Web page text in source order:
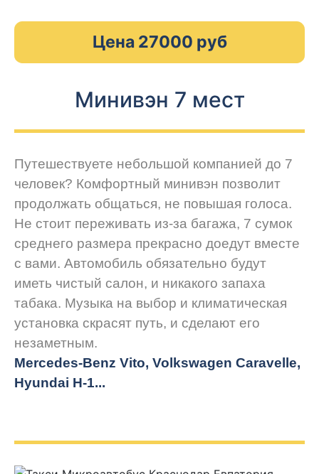
Цена 27000 руб
Минивэн 7 мест
Путешествуете небольшой компанией до 7
человек? Комфортный минивэн позволит
продолжать общаться, не повышая голоса.
Не стоит переживать из-за багажа, 7 сумок
среднего размера прекрасно доедут вместе
с вами. Автомобиль обязательно будут
иметь чистый салон, и никакого запаха
табака. Музыка на выбор и климатическая
установка скрасят путь, и сделают его
незаметным.
Mercedes-Benz Vito, Volkswagen Caravelle,
Hyundai H-1...